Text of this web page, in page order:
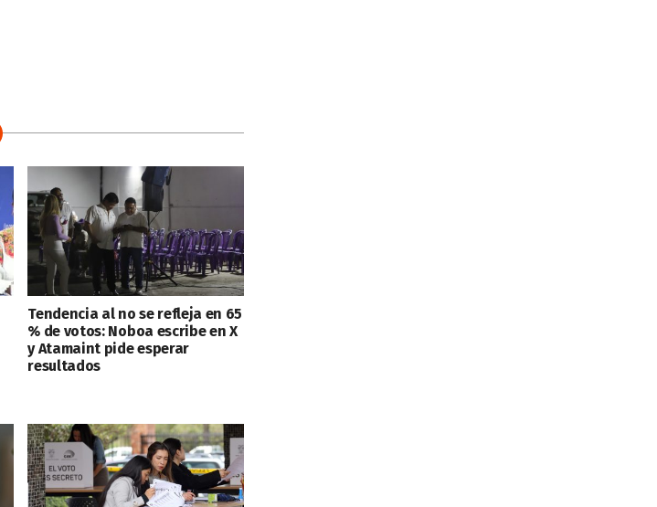
Tendencia al no se refleja en 65
% de votos: Noboa escribe en X
y Atamaint pide esperar
resultados